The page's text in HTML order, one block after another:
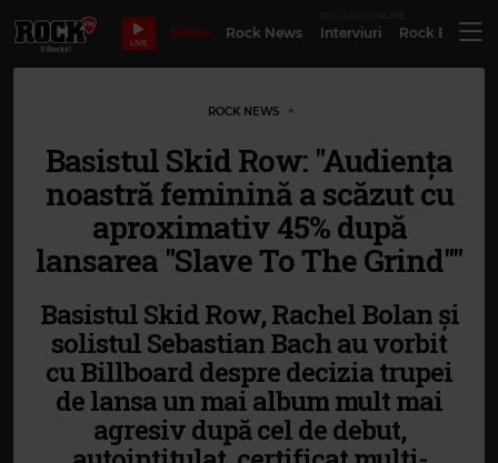
LIVE
Bilete Rock News Interviuri Rock
ROCK NEWS
Basistul Skid Row: "Audiența
noastră feminină a scăzut cu
aproximativ 45% după
lansarea "Slave To The Grind""
Basistul Skid Row, Rachel Bolan și
solistul Sebastian Bach au vorbit
cu Billboard despre decizia trupei
de lansa un mai album mult mai
agresiv după cel de debut,